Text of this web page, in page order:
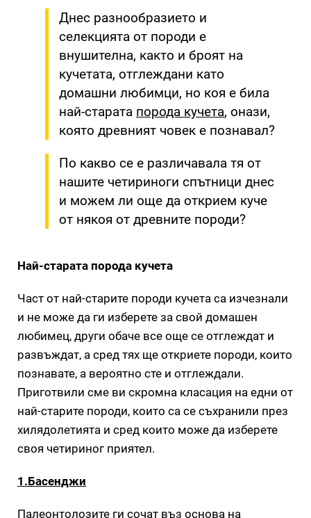
Днес разнообразието и
селекцията от породи е
внушителна, както и броят на
кучетата, отглеждани като
домашни любимци, но коя е била
най-старата порода кучета, онази,
която древният човек е познавал?
По какво се е различавала тя от
нашите четириноги спътници днес
и можем ли още да открием куче
от някоя от древните породи?
Най-старата порода кучета
Част от най-старите породи кучета са изчезнали
и не може да ги изберете за свой домашен
любимец, други обаче все още се отглеждат и
развъждат, а сред тях ще откриете породи, които
познавате, а вероятно сте и отглеждали.
Приготвили сме ви скромна класация на едни от
най-старите породи, които са се съхранили през
хилядолетията и сред които може да изберете
своя четириног приятел.
1.Басенджи
Палеонтолозите ги сочат въз основа на